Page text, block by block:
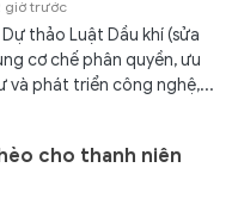
giờ trước
thảo Luật Dầu khí (sửa
cơ chế phân quyền, ưu
và phát triển công nghệ,...
cho thanh niên